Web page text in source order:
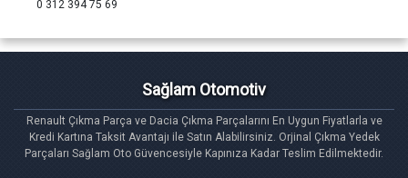
0 312 394 75 69
Sağlam Otomotiv
Renault Çıkma Parça ve Dacia Çıkma Parçalarını En Uygun Fiyatlarla ve
Kredi Kartına Taksit Avantajı ile Satın Alabilirsiniz. Orjinal Çıkma Yedek
Parçaları Sağlam Oto Güvencesiyle Kapınıza Kadar Teslim Edilmektedir.